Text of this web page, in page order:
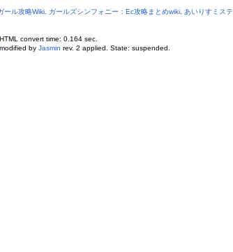
ール攻略Wiki. ガールズシンフォニー：Ec攻略まとめwiki. あいりすミス
convert time: 0.164 sec.
modified by Jasmin rev. 2 applied. State: suspended.